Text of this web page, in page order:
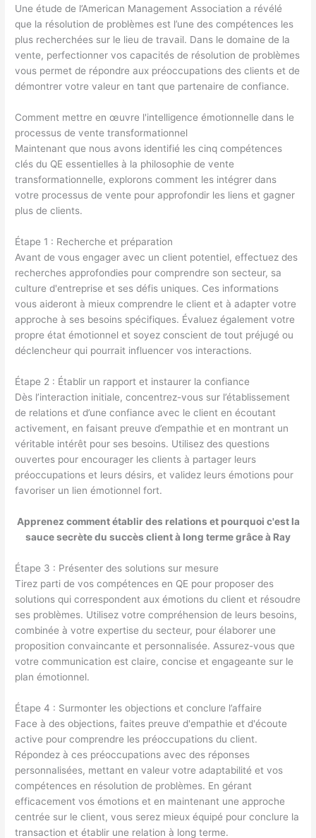
Une étude de l’American Management Association a révélé
que la résolution de problèmes est l’une des compétences les
plus recherchées sur le lieu de travail. Dans le domaine de la
vente, perfectionner vos capacités de résolution de problèmes
vous permet de répondre aux préoccupations des clients et de
démontrer votre valeur en tant que partenaire de confiance.
Comment mettre en œuvre l'intelligence émotionnelle dans le
processus de vente transformationnel
Maintenant que nous avons identifié les cinq compétences
clés du QE essentielles à la philosophie de vente
transformationnelle, explorons comment les intégrer dans
votre processus de vente pour approfondir les liens et gagner
plus de clients.
Étape 1 : Recherche et préparation
Avant de vous engager avec un client potentiel, effectuez des
recherches approfondies pour comprendre son secteur, sa
culture d'entreprise et ses défis uniques. Ces informations
vous aideront à mieux comprendre le client et à adapter votre
approche à ses besoins spécifiques. Évaluez également votre
propre état émotionnel et soyez conscient de tout préjugé ou
déclencheur qui pourrait influencer vos interactions.
Étape 2 : Établir un rapport et instaurer la confiance
Dès l’interaction initiale, concentrez-vous sur l’établissement
de relations et d’une confiance avec le client en écoutant
activement, en faisant preuve d’empathie et en montrant un
véritable intérêt pour ses besoins. Utilisez des questions
ouvertes pour encourager les clients à partager leurs
préoccupations et leurs désirs, et validez leurs émotions pour
favoriser un lien émotionnel fort.
Apprenez comment établir des relations et pourquoi c'est la
sauce secrète du succès client à long terme grâce à Ray
Étape 3 : Présenter des solutions sur mesure
Tirez parti de vos compétences en QE pour proposer des
solutions qui correspondent aux émotions du client et résoudre
ses problèmes. Utilisez votre compréhension de leurs besoins,
combinée à votre expertise du secteur, pour élaborer une
proposition convaincante et personnalisée. Assurez-vous que
votre communication est claire, concise et engageante sur le
plan émotionnel.
Étape 4 : Surmonter les objections et conclure l’affaire
Face à des objections, faites preuve d'empathie et d'écoute
active pour comprendre les préoccupations du client.
Répondez à ces préoccupations avec des réponses
personnalisées, mettant en valeur votre adaptabilité et vos
compétences en résolution de problèmes. En gérant
efficacement vos émotions et en maintenant une approche
centrée sur le client, vous serez mieux équipé pour conclure la
transaction et établir une relation à long terme.